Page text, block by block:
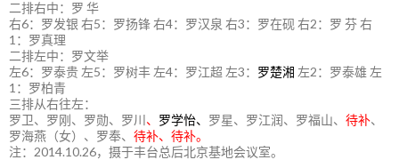
二排右中：罗 华
右6：罗发银 右5：罗扬锋 右4：罗汉泉 右3：罗在砚 右2：罗 芬 右
1：罗真理
二排左中：罗文举
左6：罗泰贵 左5：罗树丰 左4：罗江超 左3： 罗楚湘 左2：罗泰雄 左
1：罗柏青
三排从右往左：
罗卫、罗刚、罗勋、罗川 、 罗学怡、 罗星、罗江润、罗福山、 待补、
罗海燕（女）、罗奉、 待补、待补。
注：2014.10.26，摄于丰台总后北京基地会议室。